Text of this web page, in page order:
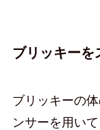
ブリッキーを
ブリッキーの
ンサーを用い